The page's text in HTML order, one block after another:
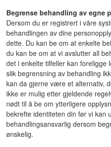
Begrense behandling av egne
Dersom du er registrert i våre
behandlingen av dine
dette. Du kan be om at enkelte
du kan be om at vi avslutter all
det i enkelte tilfeller kan foreligge
slik begrensning av behandling
kan da gjerne være et alternativ,
ikke er mulig etter gjeldende
nødt til å be om ytterligere
bekrefte identiteten din før vi kan
behandlingsansvarlig dersom
ønskelig.